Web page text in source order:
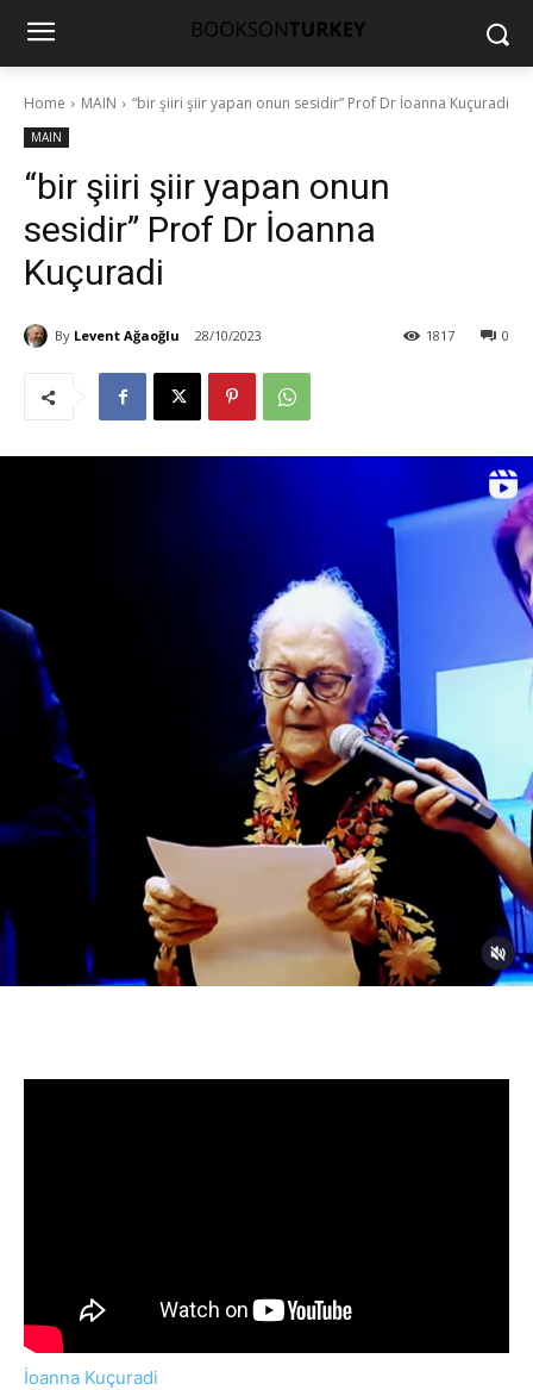
Home MAIN “bir şiiri şiir yapan onun sesidir” Prof Dr İoanna Kuçuradi
MAIN
“bir şiiri şiir yapan onun
sesidir” Prof Dr İoanna
Kuçuradi
By Levent Ağaoğlu 28/10/2023 0
1817
İoanna Kuçuradi